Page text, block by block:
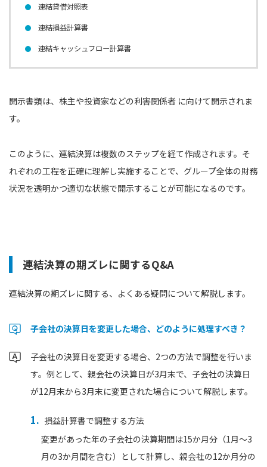
連結貸借対照表
連結損益計算書
連結キャッシュフロー計算書
開示書類は、株主や投資家などの利害関係者 に向けて開示されま
す。
このように、連結決算は複数のステップを経て作成されます。そ
れぞれの工程を正確に理解し実施することで、グループ全体の財務
状況を透明かつ適切な状態で開示することが可能になるのです。
連結決算の期ズレに関するQ&A
連結決算の期ズレに関する、よくある疑問について解説します。
子会社の決算日を変更した場合、どのように処理すべき？
子会社の決算日を変更する場合、2つの方法で調整を行いま
す。例として、親会社の決算日が3月末で、子会社の決算日
が12月末から3月末に変更された場合について解説します。
損益計算書で調整する方法
変更があった年の子会社の決算期間は15か月分（1月〜3
月の3か月間を含む）として計算し、親会社の12か月分の